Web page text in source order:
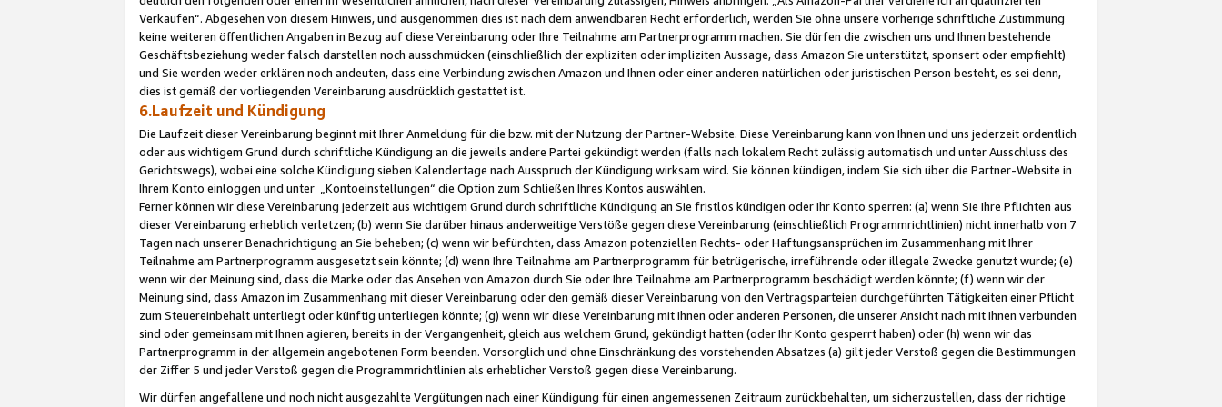
Verkäufen“. Abgesehen von diesem Hinweis, und ausgenommen dies ist nach dem anwendbaren Recht erforderlich, werden Sie ohne unsere vorherige schriftliche Zustimmung
keine weiteren öffentlichen Angaben in Bezug auf diese Vereinbarung oder Ihre Teilnahme am Partnerprogramm machen. Sie dürfen die zwischen uns und Ihnen bestehende
Geschäftsbeziehung weder falsch darstellen noch ausschmücken (einschließlich der expliziten oder impliziten Aussage, dass Amazon Sie unterstützt, sponsert oder empfiehlt)
und Sie werden weder erklären noch andeuten, dass eine Verbindung zwischen Amazon und Ihnen oder einer anderen natürlichen oder juristischen Person besteht, es sei denn,
dies ist gemäß der vorliegenden Vereinbarung ausdrücklich gestattet ist.
6.Laufzeit und Kündigung
Die Laufzeit dieser Vereinbarung beginnt mit Ihrer Anmeldung für die bzw. mit der Nutzung der Partner-Website. Diese Vereinbarung kann von Ihnen und uns jederzeit ordentlich
oder aus wichtigem Grund durch schriftliche Kündigung an die jeweils andere Partei gekündigt werden (falls nach lokalem Recht zulässig automatisch und unter Ausschluss des
Gerichtswegs), wobei eine solche Kündigung sieben Kalendertage nach Ausspruch der Kündigung wirksam wird. Sie können kündigen, indem Sie sich über die Partner-Website in
Ihrem Konto einloggen und unter „Kontoeinstellungen“ die Option zum Schließen Ihres Kontos auswählen.
Ferner können wir diese Vereinbarung jederzeit aus wichtigem Grund durch schriftliche Kündigung an Sie fristlos kündigen oder Ihr Konto sperren: (a) wenn Sie Ihre Pflichten aus
dieser Vereinbarung erheblich verletzen; (b) wenn Sie darüber hinaus anderweitige Verstöße gegen diese Vereinbarung (einschließlich Programmrichtlinien) nicht innerhalb von 7
Tagen nach unserer Benachrichtigung an Sie beheben; (c) wenn wir befürchten, dass Amazon potenziellen Rechts- oder Haftungsansprüchen im Zusammenhang mit Ihrer
Teilnahme am Partnerprogramm ausgesetzt sein könnte; (d) wenn Ihre Teilnahme am Partnerprogramm für betrügerische, irreführende oder illegale Zwecke genutzt wurde; (e)
wenn wir der Meinung sind, dass die Marke oder das Ansehen von Amazon durch Sie oder Ihre Teilnahme am Partnerprogramm beschädigt werden könnte; (f) wenn wir der
Meinung sind, dass Amazon im Zusammenhang mit dieser Vereinbarung oder den gemäß dieser Vereinbarung von den Vertragsparteien durchgeführten Tätigkeiten einer Pflicht
zum Steuereinbehalt unterliegt oder künftig unterliegen könnte; (g) wenn wir diese Vereinbarung mit Ihnen oder anderen Personen, die unserer Ansicht nach mit Ihnen verbunden
sind oder gemeinsam mit Ihnen agieren, bereits in der Vergangenheit, gleich aus welchem Grund, gekündigt hatten (oder Ihr Konto gesperrt haben) oder (h) wenn wir das
Partnerprogramm in der allgemein angebotenen Form beenden. Vorsorglich und ohne Einschränkung des vorstehenden Absatzes (a) gilt jeder Verstoß gegen die Bestimmungen
der Ziffer 5 und jeder Verstoß gegen die Programmrichtlinien als erheblicher Verstoß gegen diese Vereinbarung.
Wir dürfen angefallene und noch nicht ausgezahlte Vergütungen nach einer Kündigung für einen angemessenen Zeitraum zurückbehalten, um sicherzustellen, dass der richtige